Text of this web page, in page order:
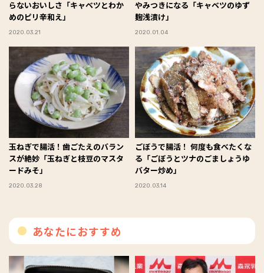
らないおいしさ「キャベツとわか
めのピリ辛和え」
2020.03.21
やみつきになる「キャベツのゆず
麹浅漬け」
2020.01.04
玉ねぎで腸活！歯ごたえのバラン
スが絶妙「玉ねぎと枝豆のマスタ
ードみそ」
2020.03.28
ごぼうで腸活！ 何度も食べたくな
る「ごぼうとツナのごましょうゆ
バター炒め」
2020.03.14
あなたにおすすめ